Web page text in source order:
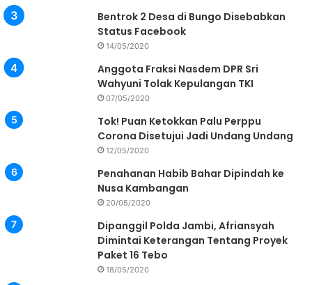
Bentrok 2 Desa di Bungo Disebabkan
Status Facebook
14/05/2020
Anggota Fraksi Nasdem DPR Sri
Wahyuni Tolak Kepulangan TKI
07/05/2020
Tok! Puan Ketokkan Palu Perppu
Corona Disetujui Jadi Undang Undang
12/05/2020
Penahanan Habib Bahar Dipindah ke
Nusa Kambangan
20/05/2020
Dipanggil Polda Jambi, Afriansyah
Dimintai Keterangan Tentang Proyek
Paket 16 Tebo
18/05/2020